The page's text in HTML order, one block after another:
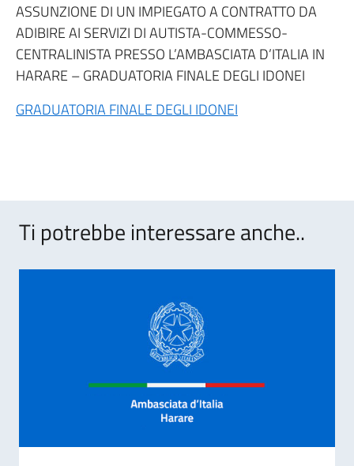
ASSUNZIONE DI UN IMPIEGATO A CONTRATTO DA
ADIBIRE AI SERVIZI DI AUTISTA-COMMESSO-
CENTRALINISTA PRESSO L’AMBASCIATA D’ITALIA IN
HARARE – GRADUATORIA FINALE DEGLI IDONEI
GRADUATORIA FINALE DEGLI IDONEI
Ti potrebbe interessare anche..